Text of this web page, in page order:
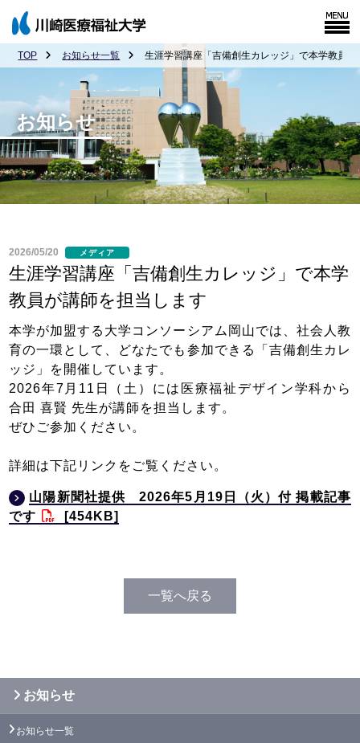
TOP お知らせ一覧 生涯学習講座「吉備創生カレッジ」で本学教員
お知らせ
2026/05/20 メディア
生涯学習講座「吉備創生カレッジ」で本学
教員が講師を担当します
本学が加盟する大学コンソーシアム岡山では、社会人教
育の一環として、どなたでも参加できる「吉備創生カレ
ッジ」を開催しています。
2026年7月11日（土）には医療福祉デザイン学科から
合田 喜賢 先生が講師を担当します。
ぜひご参加ください。
詳細は下記リンクをご覧ください。
山陽新聞社提供 2026年5月19日（火）付 掲載記事
です
[454KB]
一覧へ戻る
お知らせ
お知らせ一覧